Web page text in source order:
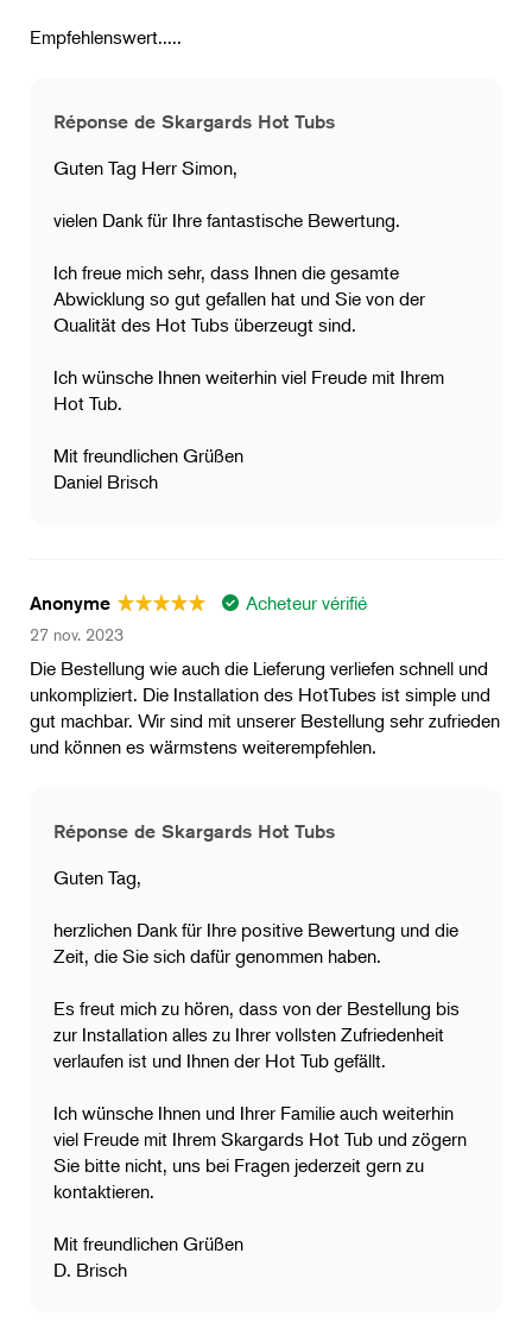
Empfehlenswert.....
Réponse de Skargards Hot Tubs
Guten Tag Herr Simon,
vielen Dank für Ihre fantastische Bewertung.
Ich freue mich sehr, dass Ihnen die gesamte
Abwicklung so gut gefallen hat und Sie von der
Qualität des Hot Tubs überzeugt sind.
Ich wünsche Ihnen weiterhin viel Freude mit Ihrem
Hot Tub.
Mit freundlichen Grüßen
Daniel Brisch
Anonyme Acheteur vérifié
27 nov. 2023
Die Bestellung wie auch die Lieferung verliefen schnell und
unkompliziert. Die Installation des HotTubes ist simple und
gut machbar. Wir sind mit unserer Bestellung sehr zufrieden
und können es wärmstens weiterempfehlen.
Réponse de Skargards Hot Tubs
Guten Tag,
​herzlichen Dank für Ihre positive Bewertung und die
Zeit, die Sie sich dafür genommen haben.
​Es freut mich zu hören, dass von der Bestellung bis
zur Installation alles zu Ihrer vollsten Zufriedenheit
verlaufen ist und Ihnen der Hot Tub gefällt.
Ich wünsche Ihnen und Ihrer Familie auch weiterhin
viel Freude mit Ihrem Skargards Hot Tub und zögern
Sie bitte nicht, uns bei Fragen jederzeit gern zu
kontaktieren.
Mit freundlichen Grüßen
D. Brisch